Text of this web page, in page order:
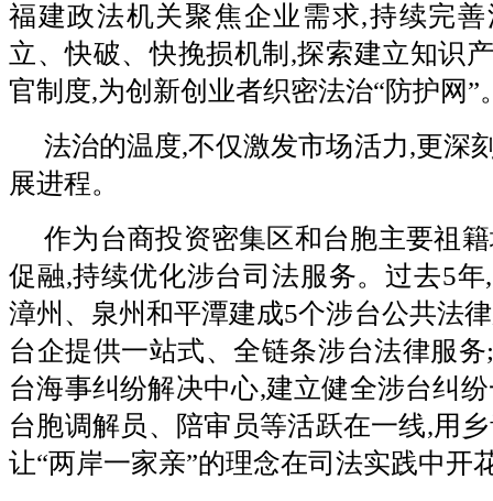
福建政法机关聚焦企业需求,持续完
立、快破、快挽损机制,探索建立知识
官制度,为创新创业者织密法治“防护网”
法治的温度,不仅激发市场活力,更深
展进程。
作为台商投资密集区和台胞主要祖
促融,持续优化涉台司法服务。过去5
漳州、泉州和平潭建成5个涉台公共法
台企提供一站式、全链条涉台法律服
台海事纠纷解决中心,建立健全涉台纠
台胞调解员、陪审员等活跃在一线,用
让“两岸一家亲”的理念在司法实践中开